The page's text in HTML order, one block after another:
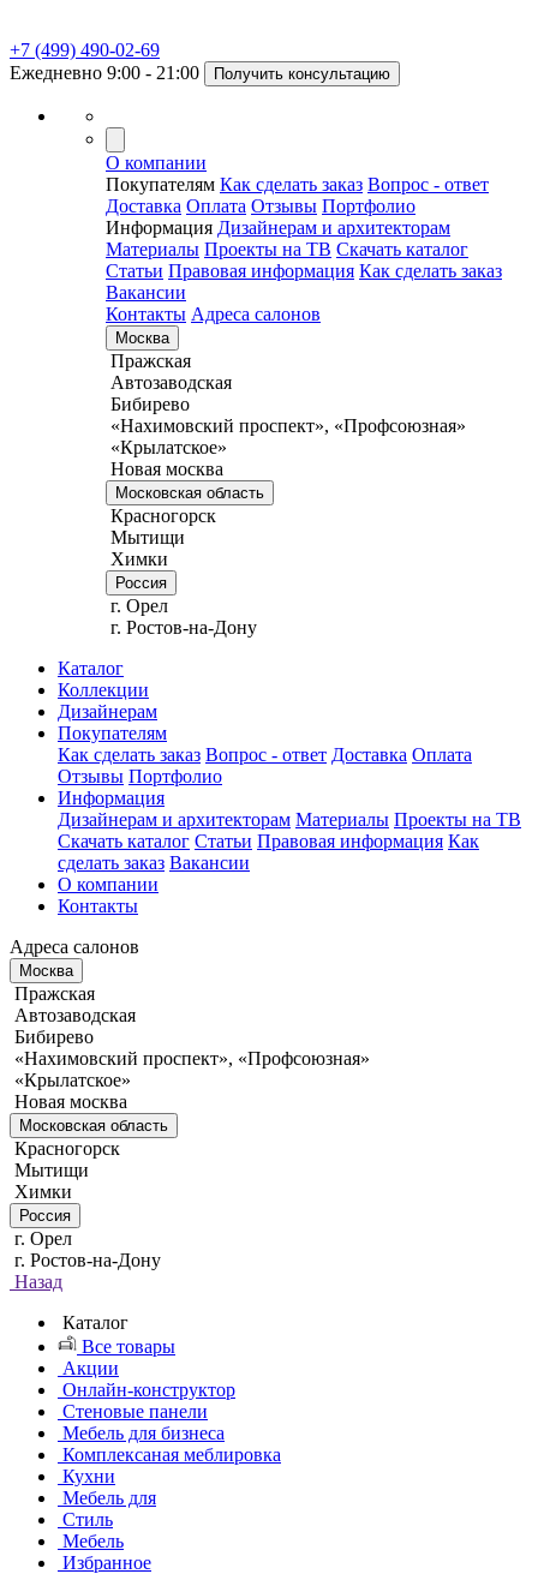
+7 (499) 490-02-69
Ежедневно 9:00 - 21:00
Получить консультацию
О компании
Покупателям Как сделать заказ Вопрос - ответ
Доставка Оплата Отзывы Портфолио
Информация Дизайнерам и архитекторам
Материалы Проекты на ТВ Скачать каталог
Статьи Правовая информация Как сделать заказ
Вакансии
Контакты Адреса салонов
Москва
Пражская
Автозаводская
Бибирево
«Нахимовский проспект», «Профсоюзная»
«Крылатское»
Новая москва
Московская область
Красногорск
Мытищи
Химки
Россия
г. Орел
г. Ростов-на-Дону
Каталог
Коллекции
Дизайнерам
Покупателям
Как сделать заказ Вопрос - ответ Доставка Оплата
Отзывы Портфолио
Информация
Дизайнерам и архитекторам Материалы Проекты на ТВ
Скачать каталог Статьи Правовая информация Как
сделать заказ Вакансии
О компании
Контакты
Адреса салонов
Москва
Пражская
Автозаводская
Бибирево
«Нахимовский проспект», «Профсоюзная»
«Крылатское»
Новая москва
Московская область
Красногорск
Мытищи
Химки
Россия
г. Орел
г. Ростов-на-Дону
Назад
Каталог
Все товары
Акции
Онлайн-конструктор
Стеновые панели
Мебель для бизнеса
Комплексаная меблировка
Кухни
Мебель для
Стиль
Мебель
Избранное